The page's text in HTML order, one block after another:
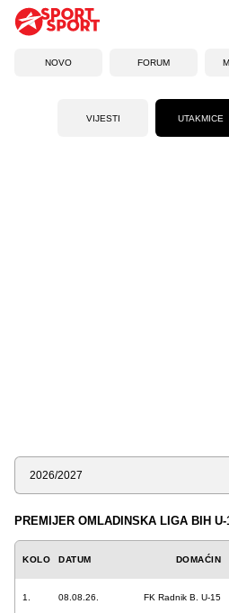
NOVO FORUM
VIJESTI UTAKMICE
Sezona
PREMIJER OMLADINSKA LIGA BIH U-
KOLO DATUM DOMAĆIN
1. 08.08.26. FK Radnik B. U-15